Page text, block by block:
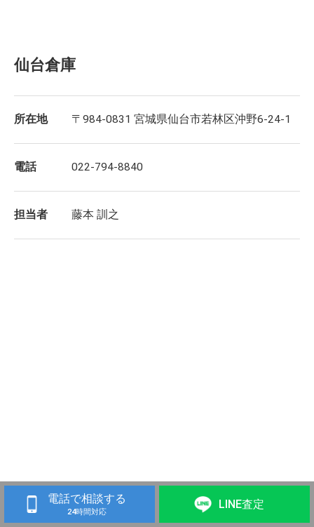
仙台倉庫
所在地 〒984-0831 宮城県仙台市若林区沖野6-24-1
電話 022-794-8840
担当者 藤本 訓之
電話で相談する
24時間対応
LINE査定